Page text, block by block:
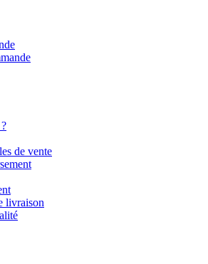
de vente
livraison